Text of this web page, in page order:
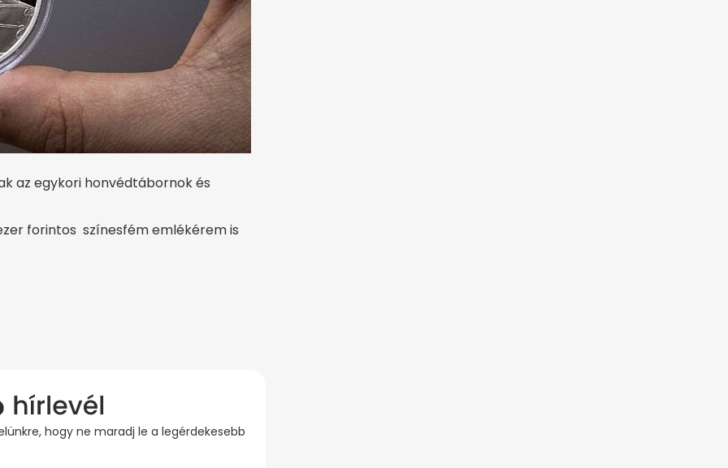
az egykori honvédtábornok és
forintos színesfém emlékérem is
hogy ne maradj le a legérdekesebb